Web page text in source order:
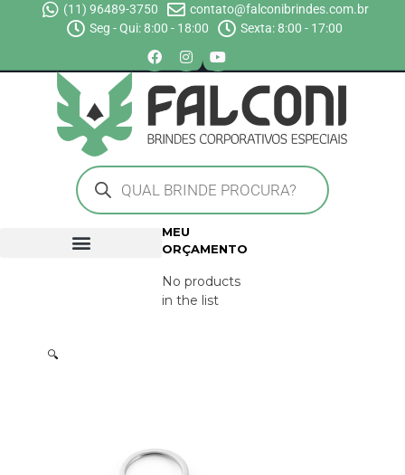
(11) 96489-3750
contato@falconibrindes.com.br
Seg - Qui: 8:00 - 18:00
Sexta: 8:00 - 17:00
MEU
ORÇAMENTO
No products
in the list
🔍